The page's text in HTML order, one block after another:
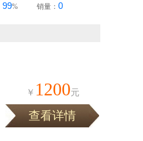
99% 销量：0
￥ 1200元
查看详情